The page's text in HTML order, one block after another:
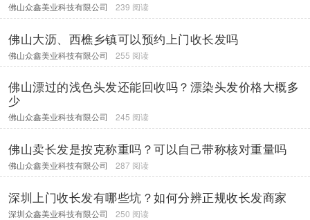
佛山众鑫美业科技有限公司 239 阅读
佛山大沥、西樵乡镇可以预约上门收长发吗
佛山众鑫美业科技有限公司 255 阅读
佛山漂过的浅色头发还能回收吗？漂染头发价格大概多
少
佛山众鑫美业科技有限公司 245 阅读
佛山卖长发是按克称重吗？可以自己带称核对重量吗
佛山众鑫美业科技有限公司 287 阅读
深圳上门收长发有哪些坑？如何分辨正规收长发商家
深圳众鑫美业科技有限公司 250 阅读